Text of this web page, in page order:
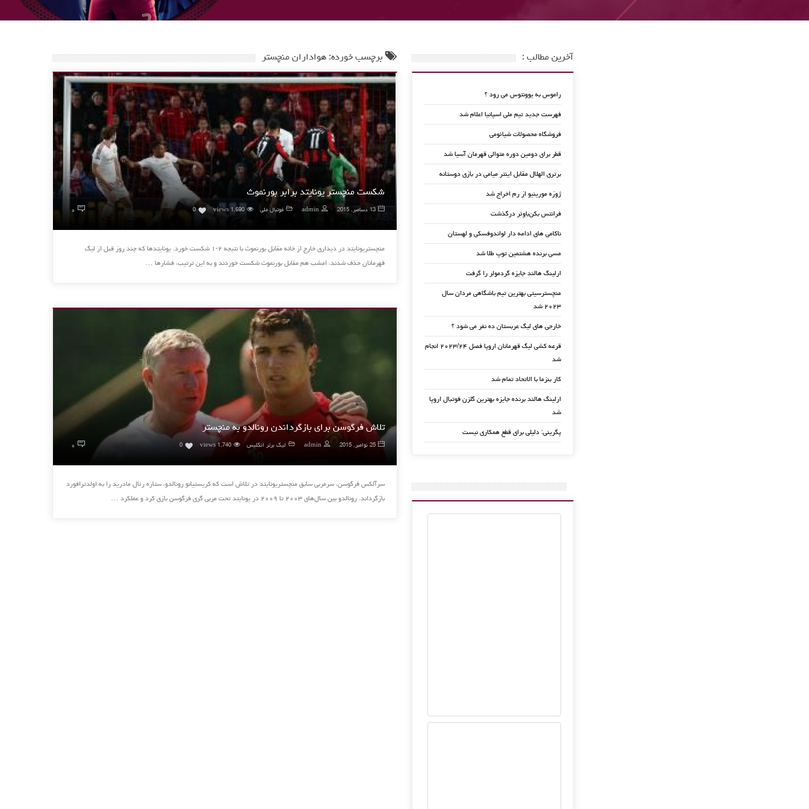
برچسب خورده: هواداران منچستر
شکست منچستر یونایتد برابر بورنموث
13 دسامبر, 2015 admin فوتبال ملی 1,690 views
0 ۰
منچستریونایتد در دیداری خارج از خانه مقابل بورنموث با نتیجه ۲-۱ شکست خورد. یونایتدها که چند روز قبل از لیگ
قهرمانان حذف شدند، امشب هم مقابل بورنموث شکست خوردند و به این ترتیب، فشارها …
تلاش فرگوسن برای بازگرداندن رونالدو به منچستر
25 نوامبر, 2015 admin لیگ برتر انگلیس 1,740 views
0 ۰
سرآلکس فرگوسن، سرمربی سابق منچستریونایتد در تلاش است که کریستیانو رونالدو، ستاره رئال مادرید را به اولدترافورد
بازگرداند. رونالدو بین سال‌های ۲۰۰۳ تا ۲۰۰۹ در یونایتد تحت مربی گری فرگوسن بازی کرد و عملکرد …
آخرین مطالب :
راموس به یوونتوس می رود ؟
فهرست جدید تیم ملی اسپانیا اعلام شد
فروشگاه محصولات شیائومی
قطر برای دومین دوره متوالی قهرمان آسیا شد
برتری الهلال مقابل اینتر میامی در بازی دوستانه
ژوزه مورینیو از رم اخراج شد
فرانتس بکن‌باوئر درگذشت
ناکامی های ادامه دار لواندوفسکی و لهستان
مسی برنده هشتمین توپ طلا شد
ارلینگ هالند جایزه گردمولر را گرفت
منچسترسیتی بهترین تیم باشگاهی مردان سال
۲۰۲۳ شد
خارجی های لیگ عربستان ده نفر می شود ؟
قرعه کشی لیگ قهرمانان اروپا فصل ۲۰۲۳/۲۴ انجام
شد
کار بنزما با الاتحاد تمام شد
ارلینگ هالند برنده جایزه بهترین گلزن فوتبال اروپا
شد
پگرینی: دلیلی برای قطع همکاری نیست